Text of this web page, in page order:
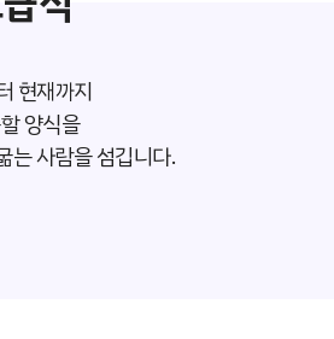
현재까지
양식을
는 사람을 섬깁니다.